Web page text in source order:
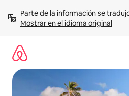
contenidoMostrar en el idioma original